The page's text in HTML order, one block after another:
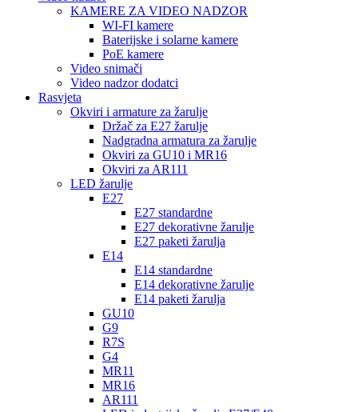
KAMERE ZA VIDEO NADZOR
WI-FI kamere
Baterijske i solarne kamere
PoE kamere
Video snimači
Video nadzor dodatci
Rasvjeta
Okviri i armature za žarulje
Držač za E27 žarulje
Nadgradna armatura za žarulje
Okviri za GU10 i MR16
Okviri za AR111
LED žarulje
E27
E27 standardne
E27 dekorativne žarulje
E27 paketi žarulja
E14
E14 standardne
E14 dekorativne žarulje
E14 paketi žarulja
GU10
G9
R7S
G4
MR11
MR16
AR111